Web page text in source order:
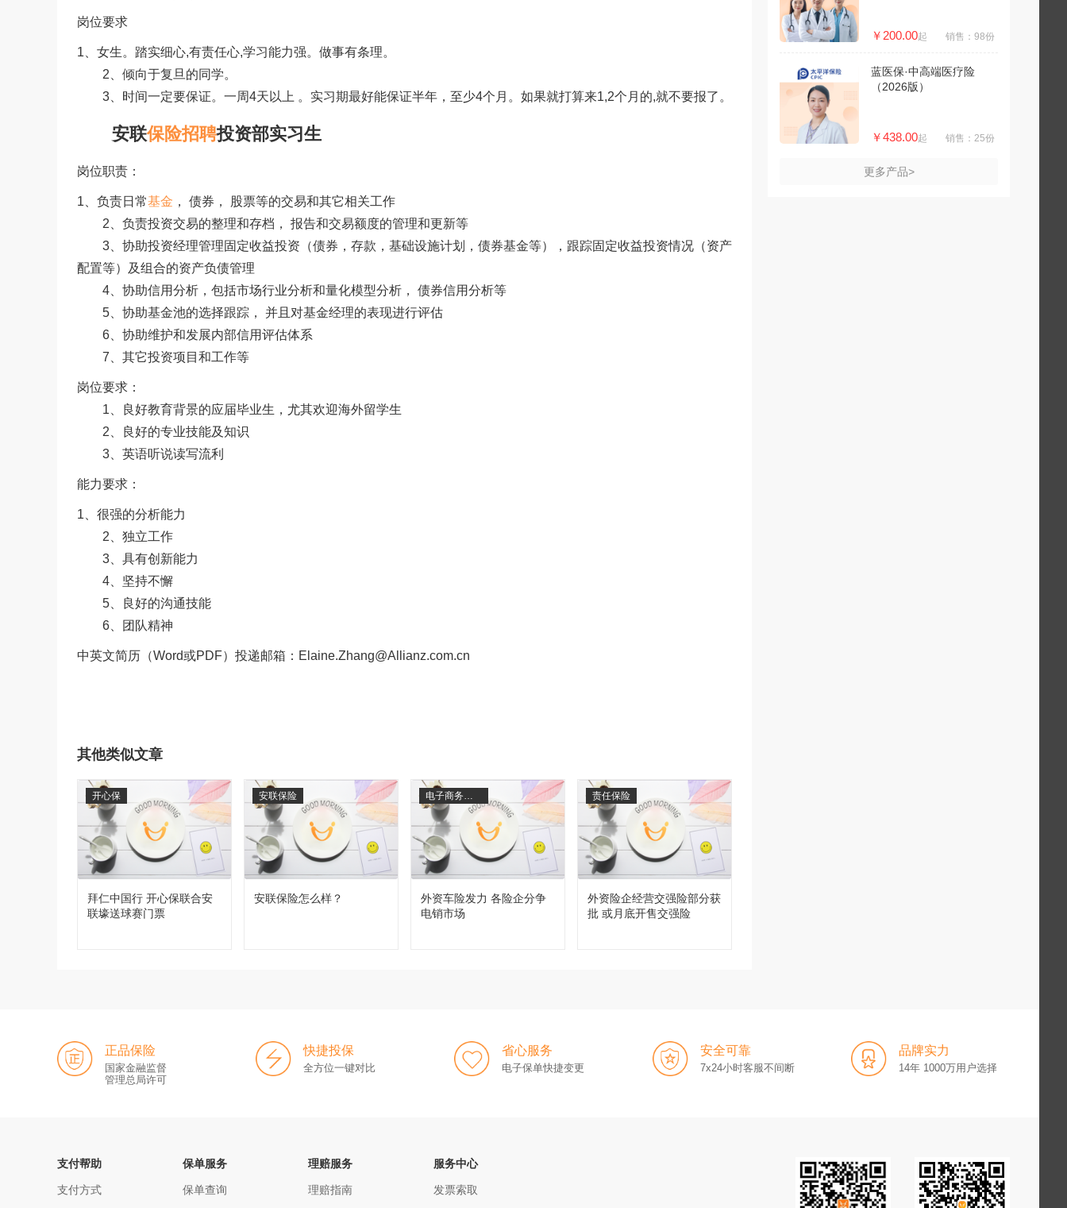
岗位要求
1、女生。踏实细心,有责任心,学习能力强。做事有条理。
2、倾向于复旦的同学。
3、时间一定要保证。一周4天以上 。实习期最好能保证半年，至少4个月。如果就打算来1,2个月的,就不要报了。
安联保险招聘投资部实习生
岗位职责：
1、负责日常基金 ， 债券， 股票等的交易和其它相关工作
2、负责投资交易的整理和存档， 报告和交易额度的管理和更新等
3、协助投资经理管理固定收益投资（债券，存款，基础设施计划，债券基金等），跟踪固定收益投资情况（资产
配置等）及组合的资产负债管理
4、协助信用分析，包括市场行业分析和量化模型分析， 债券信用分析等
5、协助基金池的选择跟踪， 并且对基金经理的表现进行评估
6、协助维护和发展内部信用评估体系
7、其它投资项目和工作等
岗位要求：
1、良好教育背景的应届毕业生，尤其欢迎海外留学生
2、良好的专业技能及知识
3、英语听说读写流利
能力要求：
1、很强的分析能力
2、独立工作
3、具有创新能力
4、坚持不懈
5、良好的沟通技能
6、团队精神
中英文简历（Word或PDF）投递邮箱：Elaine.Zhang@Allianz.com.cn
其他类似文章
拜仁中国行 开心保联合安
联壕送球赛门票
开心保
安联保险怎么样？
安联保险
外资车险发力 各险企分争
电销市场
电子商务保险
外资险企经营交强险部分获
批 或月底开售交强险
责任保险
￥200.00起 销售：98份
蓝医保·中高端医疗险
（2026版）
￥438.00起 销售：25份
更多产品>
正品保险
国家金融监督
管理总局许可
快捷投保
全方位一键对比
省心服务
电子保单快捷变更
安全可靠
7x24小时客服不间断
品牌实力
14年 1000万用户选择
支付帮助
支付方式
保单服务
保单查询
理赔服务
理赔指南
服务中心
发票索取